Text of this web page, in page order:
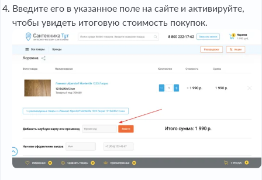
Введите его в указанное поле на сайте и активируйте,
чтобы увидеть итоговую стоимость покупок.